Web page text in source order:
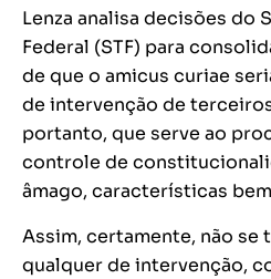
Lenza analisa decisões do
Federal (STF) para
de que o amicus curiae
de intervenção de
portanto, que serve ao
controle de
âmago, características
Assim, certamente, não se
qualquer de intervenção,